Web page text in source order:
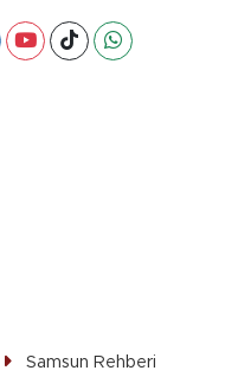
Samsun Rehberi